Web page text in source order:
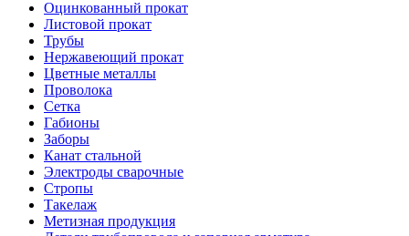
Оцинкованный прокат
Листовой прокат
Трубы
Нержавеющий прокат
Цветные металлы
Проволока
Сетка
Габионы
Заборы
Канат стальной
Электроды сварочные
Стропы
Такелаж
Метизная продукция